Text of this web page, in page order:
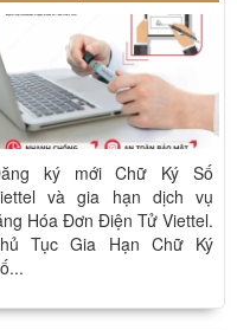
ký mới Chữ Ký Số
và gia hạn dịch vụ
Hóa Đơn Điện Tử Viettel.
Tục Gia Hạn Chữ Ký